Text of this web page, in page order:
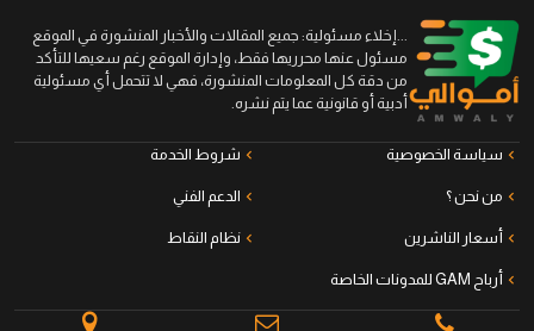
...إخلاء مسئولية: جميع المقالات والأخبار المنشورة في الموقع
مسئول عنها محرريها فقط، وإدارة الموقع رغم سعيها للتأكد
من دقة كل المعلومات المنشورة، فهي لا تتحمل أي مسئولية
أدبية أو قانونية عما يتم نشره.
سياسة الخصوصية شروط الخدمة
من نحن ؟ الدعم الفني
أسعار الناشرين نظام النقاط
أرباح GAM للمدونات الخاصة